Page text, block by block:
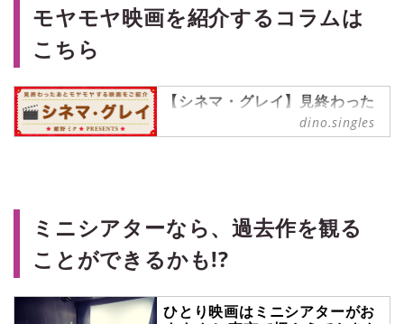
ものや関連する映像作品をご紹介す
る連載【週末シネマラン】。アマプ
きる映画・ドラマ・アニメの中か
ら、singles編集部メンバーが各々
おすすめをピックアップ！ 今回
は、“怖いのになぜか笑っちゃう！
モヤモヤ映画を紹介するコラムは
こちら
【シネマ・グレイ】見終わった
あとモヤモヤする映画を紹介
中！
っとする映画を、独断と偏見で楽し
くツッコミながら紹介しています。
dino.singles
ミニシアターなら、過去作を観る
ことができるかも!?
ひとり映画はミニシアターがお